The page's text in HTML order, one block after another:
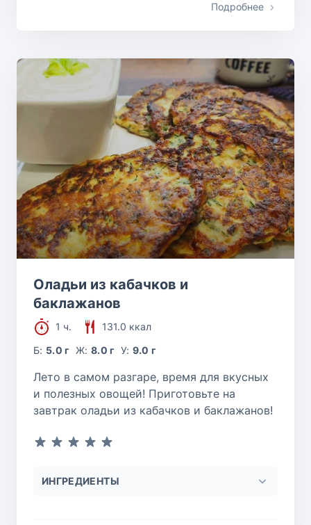
Подробнее
Оладьи из кабачков и
баклажанов
1 ч.
131.0 ккал
Б: 5.0 г Ж: 8.0 г У: 9.0 г
Лето в самом разгаре, время для вкусных
и полезных овощей! Приготовьте на
завтрак оладьи из кабачков и баклажанов!
ИНГРЕДИЕНТЫ